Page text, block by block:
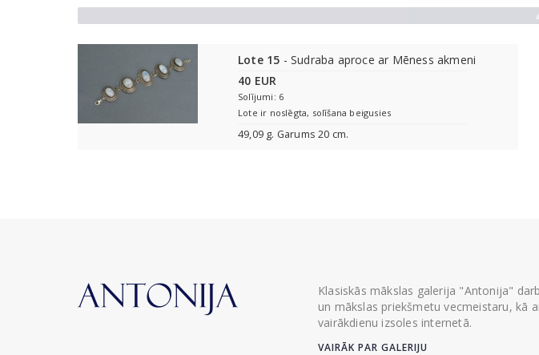
Lote 15 - Sudraba aproce ar Mēness akmeni
40 EUR
Solījumi: 6
Lote ir noslēgta, solīšana beigusies
49,09 g. Garums 20 cm.
Klasiskās mākslas galerija "Antonija"
un mākslas priekšmetu vecmeistaru, kā
vairākdienu izsoles internetā.
VAIRĀK PAR GALERIJU